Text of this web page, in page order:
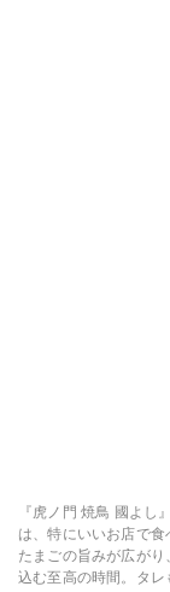
『虎ノ門 焼鳥 國よし
は、特にいいお店で
たまごの旨みが広が
込む至高の時間。タ